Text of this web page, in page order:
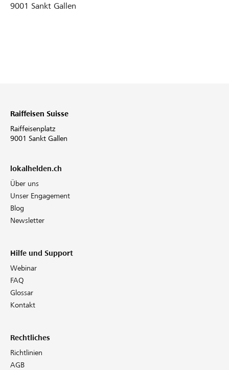
9001 Sankt Gallen
Raiffeisen Suisse
Raiffeisenplatz
9001 Sankt Gallen
lokalhelden.ch
Über uns
Unser Engagement
Blog
Newsletter
Hilfe und Support
Webinar
FAQ
Glossar
Kontakt
Rechtliches
Richtlinien
AGB